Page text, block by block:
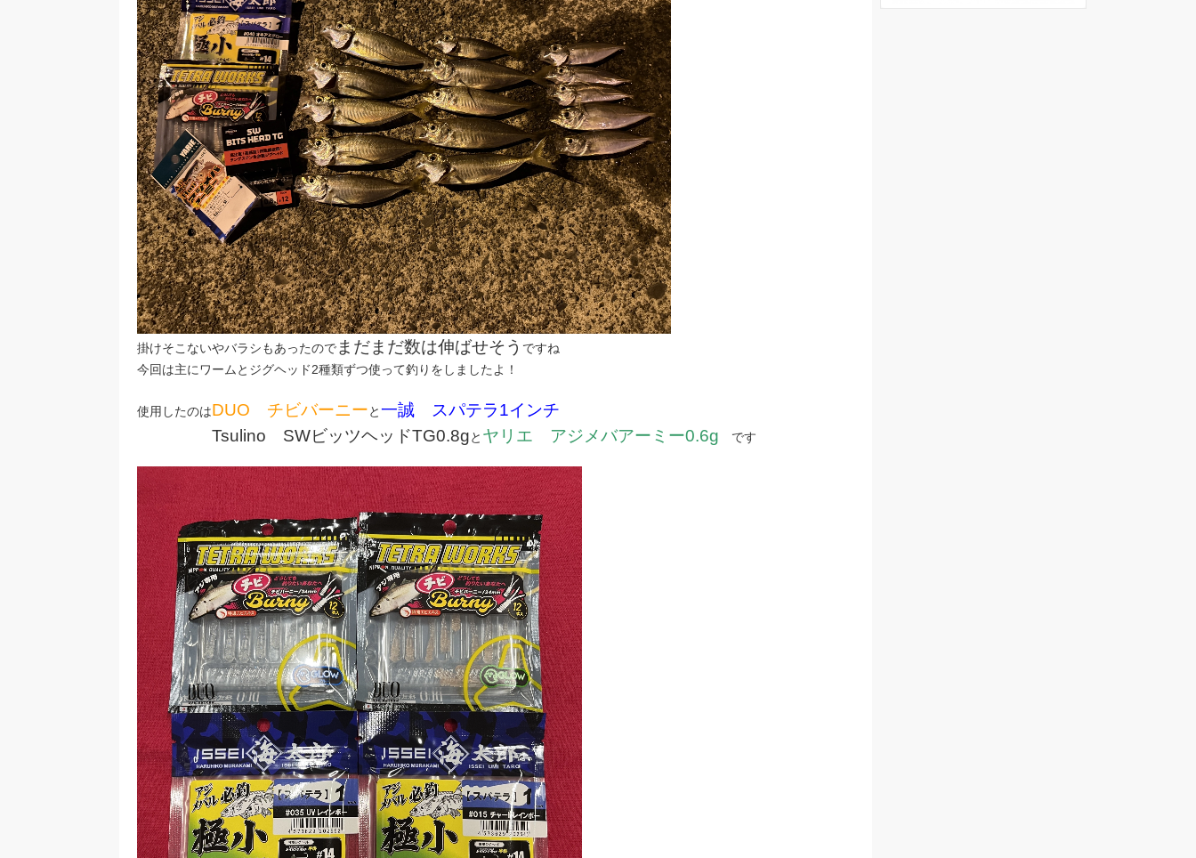
掛けそこないやバラシもあったので まだまだ数は伸ばせそう ですね
今回は主にワームとジグヘッド2種類ずつ使って釣りをしましたよ！
使用したのはDUO チビバーニーと一誠 スパテラ1インチ
Tsulino SWビッツヘッドTG0.8gと ヤリエ アジメバアーミー0.6g です